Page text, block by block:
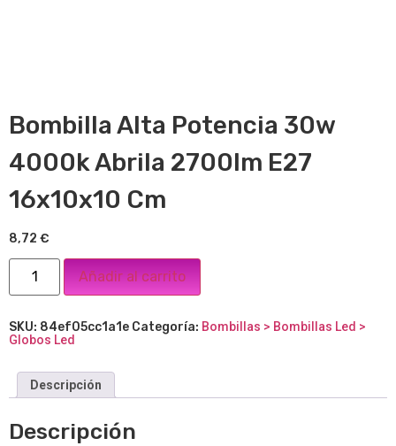
Bombilla Alta Potencia 30w
4000k Abrila 2700lm E27
16x10x10 Cm
8,72 €
Añadir al carrito
SKU: 84ef05cc1a1e Categoría: Bombillas > Bombillas Led >
Globos Led
Descripción
Descripción